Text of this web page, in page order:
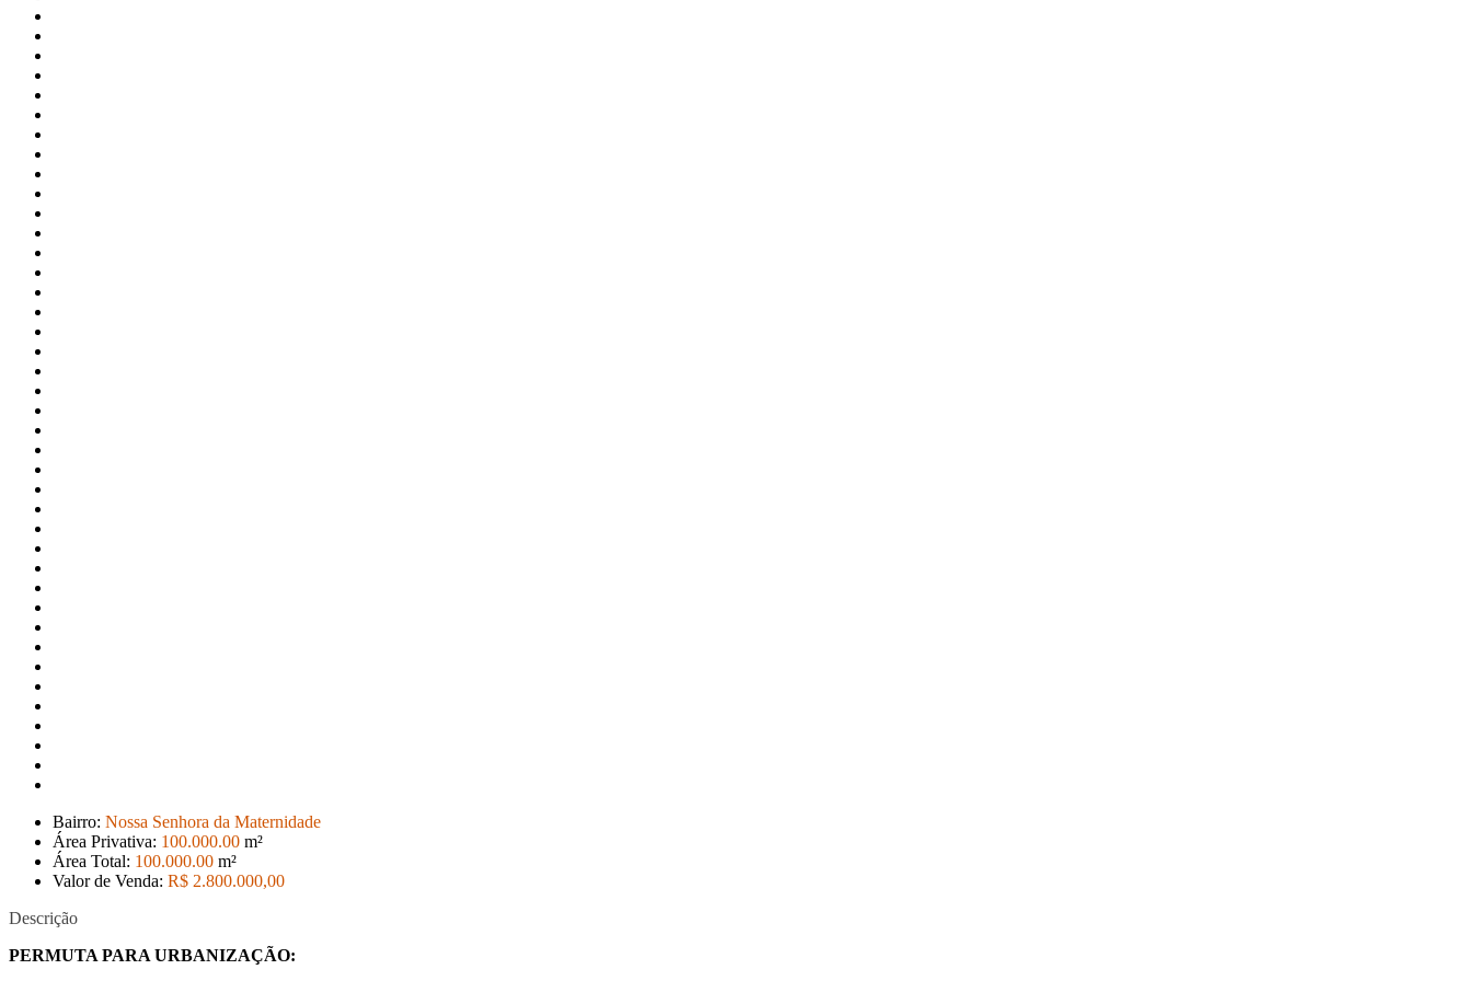
Bairro: Nossa Senhora da Maternidade
Área Privativa: 100.000.00 m²
Área Total: 100.000.00 m²
Valor de Venda: R$ 2.800.000,00
Descrição
PERMUTA PARA URBANIZAÇÃO: